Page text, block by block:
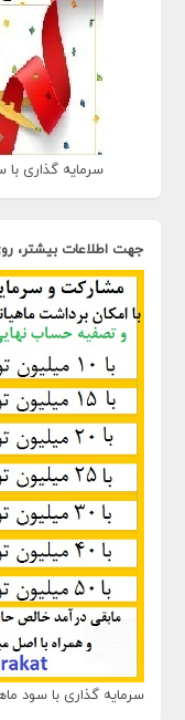
سرمایه گذاری با
جهت اطلاعات بیشتر،
سرمایه گذاری با سود